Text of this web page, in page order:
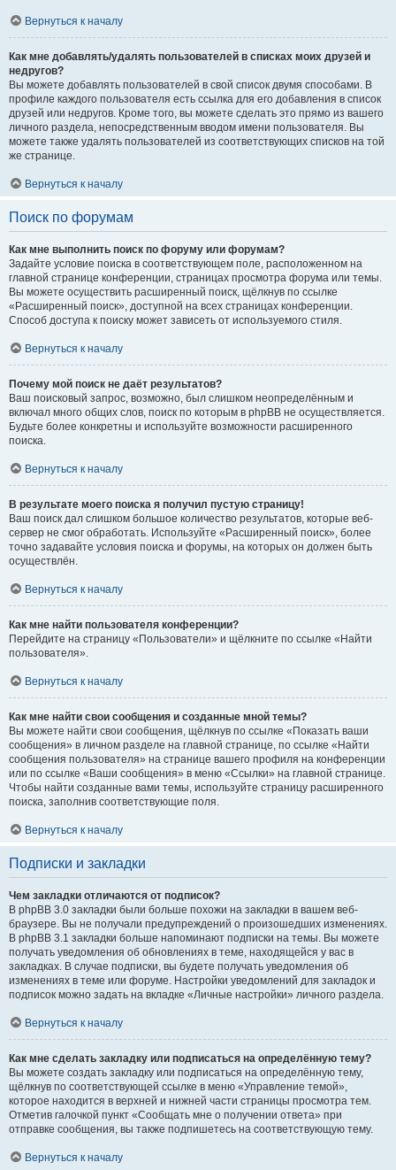
Вернуться к началу
Как мне добавлять/удалять пользователей в списках моих друзей и
недругов?
Вы можете добавлять пользователей в свой список двумя способами. В
профиле каждого пользователя есть ссылка для его добавления в список
друзей или недругов. Кроме того, вы можете сделать это прямо из вашего
личного раздела, непосредственным вводом имени пользователя. Вы
можете также удалять пользователей из соответствующих списков на той
же странице.
Вернуться к началу
Поиск по форумам
Как мне выполнить поиск по форуму или форумам?
Задайте условие поиска в соответствующем поле, расположенном на
главной странице конференции, страницах просмотра форума или темы.
Вы можете осуществить расширенный поиск, щёлкнув по ссылке
«Расширенный поиск», доступной на всех страницах конференции.
Способ доступа к поиску может зависеть от используемого стиля.
Вернуться к началу
Почему мой поиск не даёт результатов?
Ваш поисковый запрос, возможно, был слишком неопределённым и
включал много общих слов, поиск по которым в phpBB не осуществляется.
Будьте более конкретны и используйте возможности расширенного
поиска.
Вернуться к началу
В результате моего поиска я получил пустую страницу!
Ваш поиск дал слишком большое количество результатов, которые веб-
сервер не смог обработать. Используйте «Расширенный поиск», более
точно задавайте условия поиска и форумы, на которых он должен быть
осуществлён.
Вернуться к началу
Как мне найти пользователя конференции?
Перейдите на страницу «Пользователи» и щёлкните по ссылке «Найти
пользователя».
Вернуться к началу
Как мне найти свои сообщения и созданные мной темы?
Вы можете найти свои сообщения, щёлкнув по ссылке «Показать ваши
сообщения» в личном разделе на главной странице, по ссылке «Найти
сообщения пользователя» на странице вашего профиля на конференции
или по ссылке «Ваши сообщения» в меню «Ссылки» на главной странице.
Чтобы найти созданные вами темы, используйте страницу расширенного
поиска, заполнив соответствующие поля.
Вернуться к началу
Подписки и закладки
Чем закладки отличаются от подписок?
В phpBB 3.0 закладки были больше похожи на закладки в вашем веб-
браузере. Вы не получали предупреждений о произошедших изменениях.
В phpBB 3.1 закладки больше напоминают подписки на темы. Вы можете
получать уведомления об обновлениях в теме, находящейся у вас в
закладках. В случае подписки, вы будете получать уведомления об
изменениях в теме или форуме. Настройки уведомлений для закладок и
подписок можно задать на вкладке «Личные настройки» личного раздела.
Вернуться к началу
Как мне сделать закладку или подписаться на определённую тему?
Вы можете создать закладку или подписаться на определённую тему,
щёлкнув по соответствующей ссылке в меню «Управление темой»,
которое находится в верхней и нижней части страницы просмотра тем.
Отметив галочкой пункт «Сообщать мне о получении ответа» при
отправке сообщения, вы также подпишетесь на соответствующую тему.
Вернуться к началу